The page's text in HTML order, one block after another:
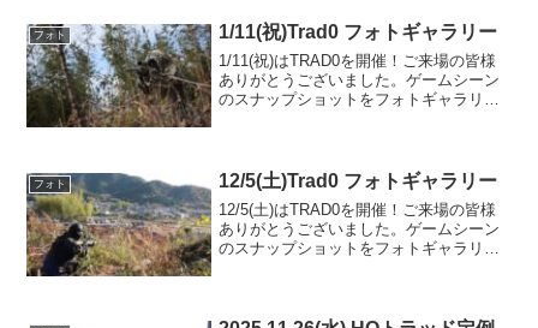
フォト 1/11(祝)Trad0 フォトギャラリー
1/11(祝)はTRAD0を開催！ご来場の皆様
ありがとうございました。ゲームシーン
のスナップショットをフォトギャラリー
フォト 12/5(土)Trad0 フォトギャラリー
12/5(土)はTRAD0を開催！ご来場の皆様
ありがとうございました。ゲームシーン
のスナップショットをフォトギャラリー